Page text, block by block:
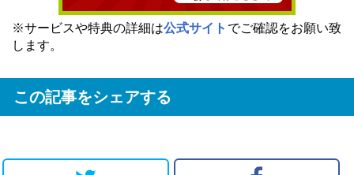
※サービスや特典の詳細は公式サイト でご確認をお願い致
します。
この記事をシェアする